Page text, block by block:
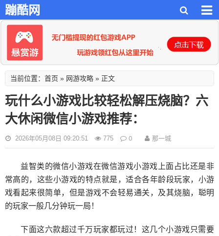
蹦酷网
当前位置： 首页 » 网游攻略 » 正文
玩什么小游戏比较轻松解压烧脑？六
大休闲微信小游戏推荐：
2026年05月08日 09:20:51 775 0 那一城
益智类的微信小游戏在微信游戏小游戏上面占比还是非
常高的，这些小游戏的特点就是，适合各年龄段玩家，小游
戏看起来很简单，但是游戏不会轻易通关，及其烧脑，聪明
的玩家一般几分钟玩一局！
下面这六款超过千万玩家都玩过！这几个小游戏只需要